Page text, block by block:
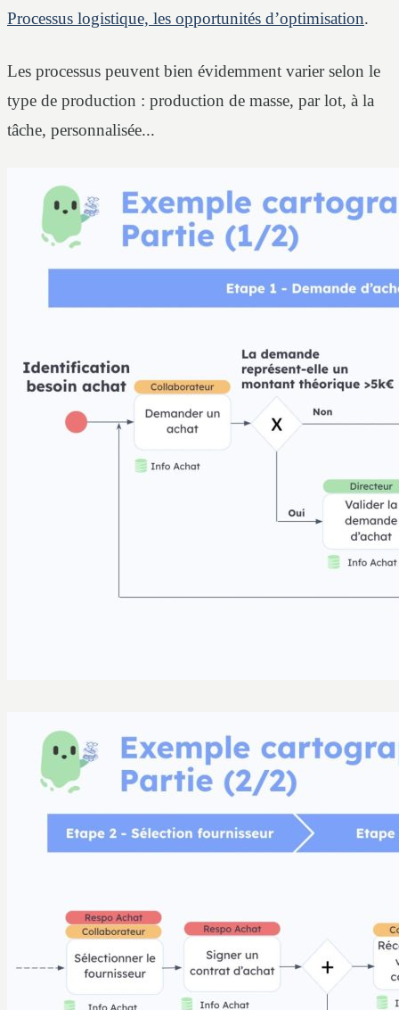
Processus logistique, les opportunités d’optimisation.
Les processus peuvent bien évidemment varier selon le
type de production : production de masse, par lot, à la
tâche, personnalisée...